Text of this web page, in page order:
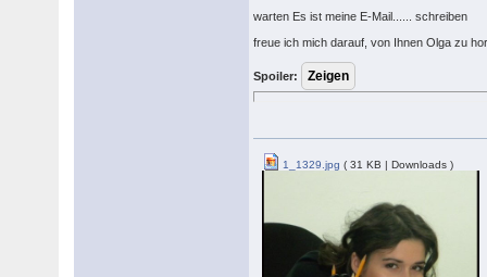
warten Es ist meine E-Mail...... schreiben
freue ich mich darauf, von Ihnen Olga zu
Spoiler:
1_1329.jpg ( 31 KB | Downloads )